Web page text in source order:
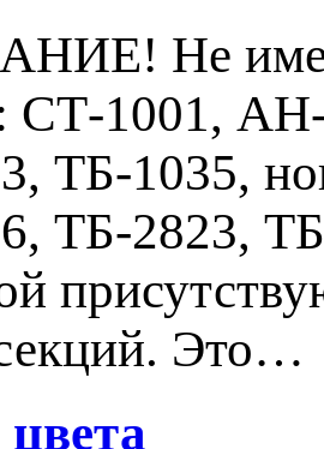
Не
СТ-1001,
ТБ-1035,
ТБ-2823,
Это…